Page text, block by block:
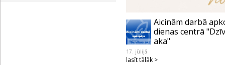
Aicinām darbā
dienas centrā
aka"
17. jūlijā
lasīt tālāk >